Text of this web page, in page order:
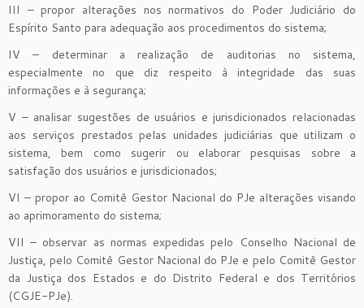
III – propor alterações nos normativos do Poder Judiciário do
Espírito Santo para adequação aos procedimentos do sistema;
IV – determinar a realização de auditorias no sistema,
especialmente no que diz respeito à integridade das suas
informações e à segurança;
V – analisar sugestões de usuários e jurisdicionados relacionadas
aos serviços prestados pelas unidades judiciárias que utilizam o
sistema, bem como sugerir ou elaborar pesquisas sobre a
satisfação dos usuários e jurisdicionados;
VI – propor ao Comitê Gestor Nacional do PJe alterações visando
ao aprimoramento do sistema;
VII – observar as normas expedidas pelo Conselho Nacional de
Justiça, pelo Comitê Gestor Nacional do PJe e pelo Comitê Gestor
da Justiça dos Estados e do Distrito Federal e dos Territórios
(CGJE-PJe).